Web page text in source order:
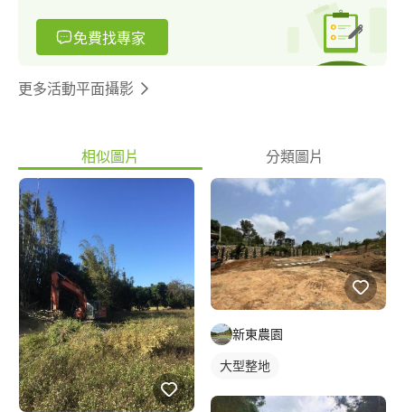
免費找專家
更多活動平面攝影
相似圖片 分類圖片
新東農園
大型整地